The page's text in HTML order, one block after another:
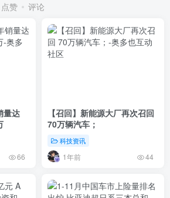
点赞 评论
量达
66
【召回】新能源大厂再次召回
70万辆汽车；
科技资讯
1年前 44